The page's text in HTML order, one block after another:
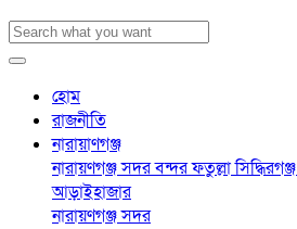
হোম
রাজনীতি
নারায়াণগঞ্জ
নারায়ণগঞ্জ সদরবন্দরফতুল্লাসিদ্ধিরগঞ্জ
আড়াইহাজার
নারায়ণগঞ্জ সদর